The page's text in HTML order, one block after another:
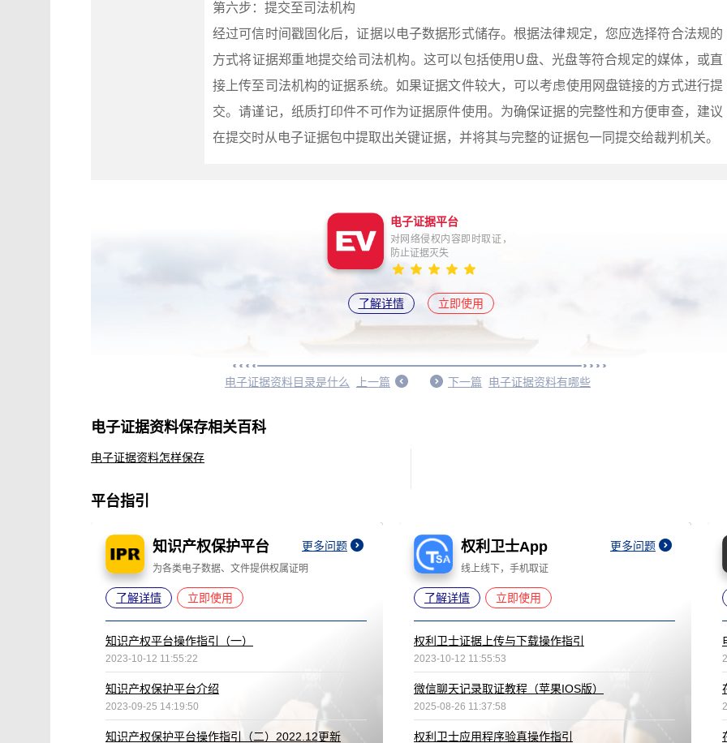
第六步：提交至司法机构
经过可信时间戳固化后，证据以电子数据形式储存。根据法律规定，您应选择符合法规的
方式将证据郑重地提交给司法机构。这可以包括使用U盘、光盘等符合规定的媒体，或直
接上传至司法机构的证据系统。如果证据文件较大，可以考虑使用网盘链接的方式进行提
交。请谨记，纸质打印件不可作为证据原件使用。为确保证据的完整性和方便审查，建议
在提交时从电子证据包中提取出关键证据，并将其与完整的证据包一同提交给裁判机关。
电子证据平台
对网络侵权内容即时取证，
防止证据灭失
了解详情 立即使用
电子证据资料目录是什么 上一篇 下一篇 电子证据资料有哪些
电子证据资料保存相关百科
电子证据资料怎样保存
平台指引
知识产权保护平台 更多问题
为各类电子数据、文件提供权属证明
了解详情 立即使用
知识产权平台操作指引（一）
2023-10-12 11:55:22
知识产权保护平台介绍
2023-09-25 14:19:50
知识产权保护平台操作指引（二）2022.12更新
权利卫士App 更多问题
线上线下，手机取证
了解详情 立即使用
权利卫士证据上传与下载操作指引
2023-10-12 11:55:53
微信聊天记录取证教程（苹果IOS版）
2025-08-26 11:37:58
权利卫士应用程序验真操作指引